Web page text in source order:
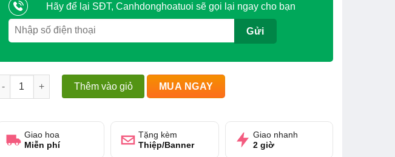
Hãy để lại SĐT, Canhdonghoatuoi sẽ gọi lại ngay cho bạn
Nắng Vàng Hạnh Phúc số lượng
Thêm vào giỏ MUA NGAY
Giao hoa
Miễn phí
Tặng kèm
Thiệp/Banner
Giao nhanh
2 giờ